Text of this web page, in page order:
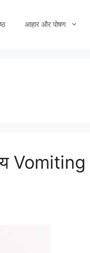
आहार और पोषण
Vomiting